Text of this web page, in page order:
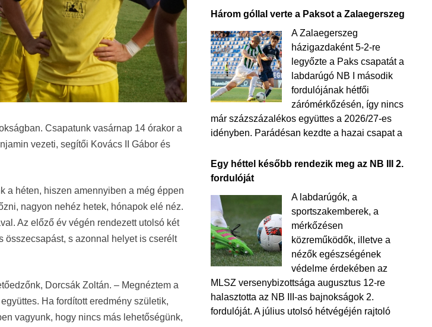
Csapatunk vasárnap 14 órakor a
vezeti, segítői Kovács II Gábor és
a héten, hiszen amennyiben a még éppen
nagyon nehéz hetek, hónapok elé néz.
Az előző év végén rendezett utolsó két
összecsapást, s azonnal helyet is cserélt
Dorcsák Zoltán. – Megnéztem a
Ha fordított eredmény születik,
vagyunk, hogy nincs más lehetőségünk,
Három góllal verte a Paksot a Zalaegerszeg
A Zalaegerszeg
házigazdaként 5-2-re
legyőzte a Paks csapatát a
labdarúgó NB I második
fordulójának hétfői
zárómérkőzésén, így nincs
már százszázalékos együttes a 2026/27-es
idényben. Parádésan kezdte a hazai csapat a
Egy héttel később rendezik meg az NB III 2.
fordulóját
A labdarúgók, a
sportszakemberek, a
mérkőzésen
közreműködők, illetve a
nézők egészségének
védelme érdekében az
MLSZ versenybizottsága augusztus 12-re
halasztotta az NB III-as bajnokságok 2.
fordulóját. A július utolsó hétvégéjén rajtoló